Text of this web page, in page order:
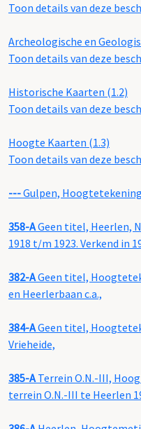
Toon details van deze
Archeologische en
Toon details van deze
Historische Kaarten (1.2)
Toon details van deze
Hoogte Kaarten (1.3)
Toon details van deze
---Gulpen,
358-AGeen titel, Heerlen,
1918 t/m 1923. Verkend in
382-AGeen titel,
en Heerlerbaan c.a.,
384-AGeen titel,
Vrieheide,
385-ATerrein O.N.-III,
terrein O.N.-III te Heerlen